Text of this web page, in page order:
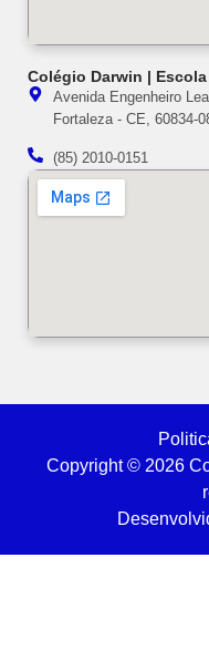
Colégio Darwin |
Avenida Engenheiro
Fortaleza - CE, 60834-
(85) 2010-0151
Copyright © 2026